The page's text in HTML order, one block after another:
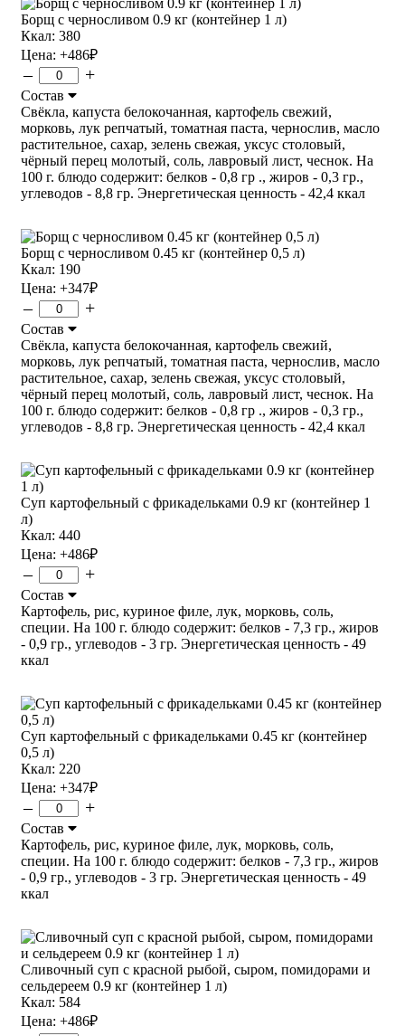
Борщ с черносливом 0.9 кг (контейнер 1 л)
Ккал: 380
Цена: +486₽
– +
Состав
Свёкла, капуста белокочанная, картофель свежий,
морковь, лук репчатый, томатная паста, чернослив, масло
растительное, сахар, зелень свежая, уксус столовый,
чёрный перец молотый, соль, лавровый лист, чеснок. На
100 г. блюдо содержит: белков - 0,8 гр ., жиров - 0,3 гр.,
углеводов - 8,8 гр. Энергетическая ценность - 42,4 ккал
Борщ с черносливом 0.45 кг (контейнер 0,5 л)
Ккал: 190
Цена: +347₽
– +
Состав
Свёкла, капуста белокочанная, картофель свежий,
морковь, лук репчатый, томатная паста, чернослив, масло
растительное, сахар, зелень свежая, уксус столовый,
чёрный перец молотый, соль, лавровый лист, чеснок. На
100 г. блюдо содержит: белков - 0,8 гр ., жиров - 0,3 гр.,
углеводов - 8,8 гр. Энергетическая ценность - 42,4 ккал
Суп картофельный с фрикадельками 0.9 кг (контейнер 1
л)
Ккал: 440
Цена: +486₽
– +
Состав
Картофель, рис, куриное филе, лук, морковь, соль,
специи. На 100 г. блюдо содержит: белков - 7,3 гр., жиров
- 0,9 гр., углеводов - 3 гр. Энергетическая ценность - 49
ккал
Суп картофельный с фрикадельками 0.45 кг (контейнер
0,5 л)
Ккал: 220
Цена: +347₽
– +
Состав
Картофель, рис, куриное филе, лук, морковь, соль,
специи. На 100 г. блюдо содержит: белков - 7,3 гр., жиров
- 0,9 гр., углеводов - 3 гр. Энергетическая ценность - 49
ккал
Сливочный суп с красной рыбой, сыром, помидорами и
сельдереем 0.9 кг (контейнер 1 л)
Ккал: 584
Цена: +486₽